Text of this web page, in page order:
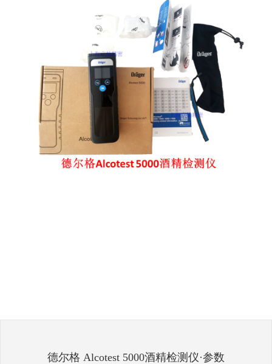
德尔格 Alcotest 5000酒精检测仪·参数